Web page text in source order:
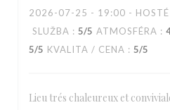
2026-07-25 - 19:00 -
SLUŽBA : 5/5 ATMOSFÉRA :
5/5 KVALITA / CENA : 5/5
Lieu trés chaleureux et